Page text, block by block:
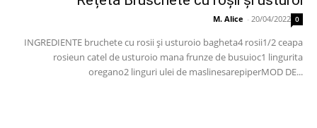
M. Alice - 20/04/2022 0
INGREDIENTE bruchete cu rosii și usturoio bagheta4 rosii1/2 ceapa
rosieun catel de usturoio mana frunze de busuioc1 lingurita
oregano2 linguri ulei de maslinesarepiperMOD DE...